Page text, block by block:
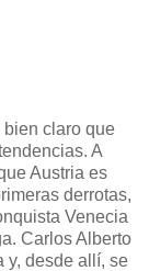
bien claro que
A
Austria es
derrotas,
Venecia
Carlos Alberto
y, desde allí, se